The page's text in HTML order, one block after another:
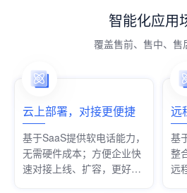
智能化应用
覆盖售前、售中、售
云上部署，对接更便捷
基于SaaS提供软电话能力，
无需硬件成本；方便企业快
速对接上线、扩容，更好适
远
基
整
远